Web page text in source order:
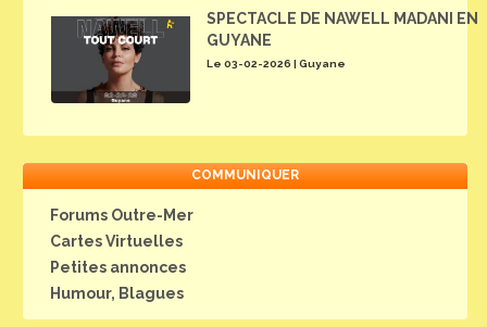
SPECTACLE DE NAWELL MADANI EN
GUYANE
Le 03-02-2026 | Guyane
COMMUNIQUER
Forums Outre-Mer
Cartes Virtuelles
Petites annonces
Humour, Blagues